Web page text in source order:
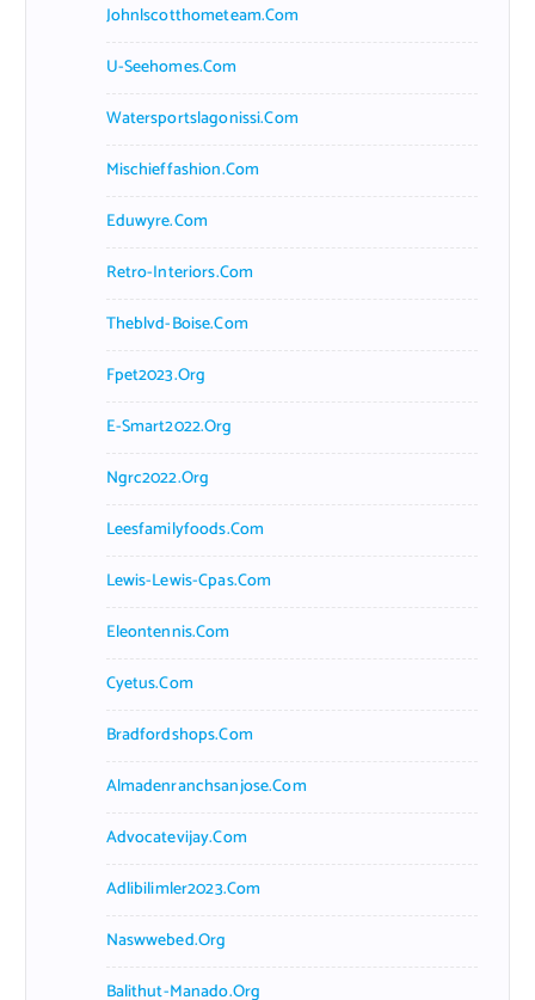
Johnlscotthometeam.com
U-Seehomes.com
Watersportslagonissi.com
Mischieffashion.com
Eduwyre.com
Retro-Interiors.com
Theblvd-Boise.com
Fpet2023.org
E-Smart2022.org
Ngrc2022.org
Leesfamilyfoods.com
Lewis-Lewis-Cpas.com
Eleontennis.com
Cyetus.com
Bradfordshops.com
Almadenranchsanjose.com
Advocatevijay.com
Adlibilimler2023.com
Naswwebed.org
Balithut-Manado.org